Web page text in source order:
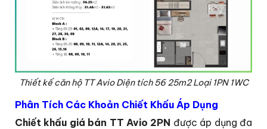
Thiết kế căn hộ TT Avio Diện tích 56 25m2 Loại 1PN 1WC
Phân Tích Các Khoản Chiết Khấu Áp Dụng
Chiết khấu giá bán TT Avio 2PN được áp dụng đa